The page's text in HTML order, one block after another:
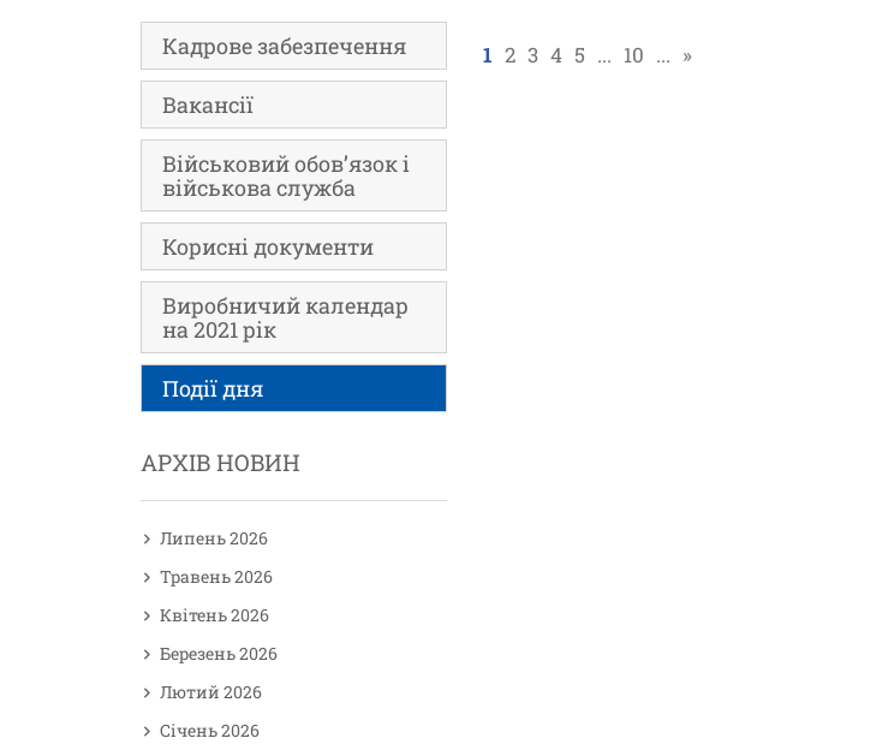
Кадрове забезпечення
Вакансії
Військовий обов’язок і
військова служба
Корисні документи
Виробничий календар
на 2021 рік
Події дня
АРХІВ НОВИН
Липень 2026
Травень 2026
Квітень 2026
Березень 2026
Лютий 2026
Січень 2026
1 2 3 4 5 ... 10 ... »